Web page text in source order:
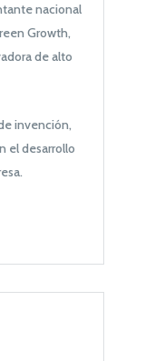
nacional
Growth,
de alto
invención,
el desarrollo